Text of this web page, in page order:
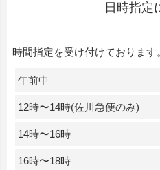
日時指定
時間指定を受け付けております
午前中
12時〜14時(佐川急便のみ)
14時〜16時
16時〜18時